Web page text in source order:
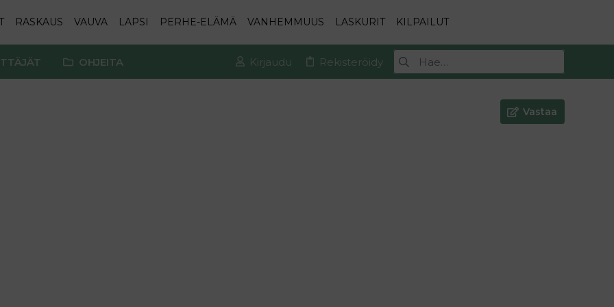
RASKAUS VAUVA LAPSI PERHE-ELÄMÄ VANHEMMUUS LASKURIT KILPAILUT
OHJEITA Kirjaudu Rekisteröidy
Vastaa